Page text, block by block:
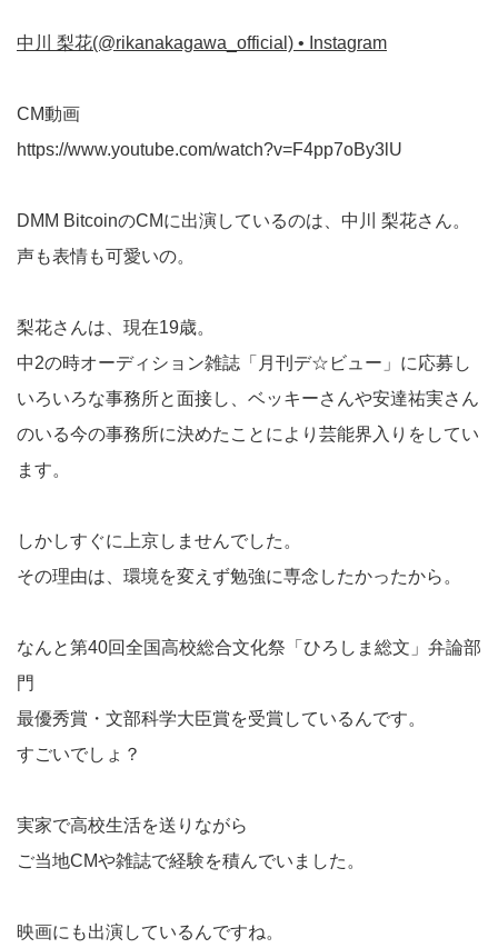
中川 梨花(@rikanakagawa_official) • Instagram
CM動画
https://www.youtube.com/watch?v=F4pp7oBy3lU
DMM BitcoinのCMに出演しているのは、中川 梨花さん。
声も表情も可愛いの。
梨花さんは、現在19歳。
中2の時オーディション雑誌「月刊デ☆ビュー」に応募し
いろいろな事務所と面接し、ベッキーさんや安達祐実さん
のいる今の事務所に決めたことにより芸能界入りをしてい
ます。
しかしすぐに上京しませんでした。
その理由は、環境を変えず勉強に専念したかったから。
なんと第40回全国高校総合文化祭「ひろしま総文」弁論部
門
最優秀賞・文部科学大臣賞を受賞しているんです。
すごいでしょ？
実家で高校生活を送りながら
ご当地CMや雑誌で経験を積んでいました。
映画にも出演しているんですね。